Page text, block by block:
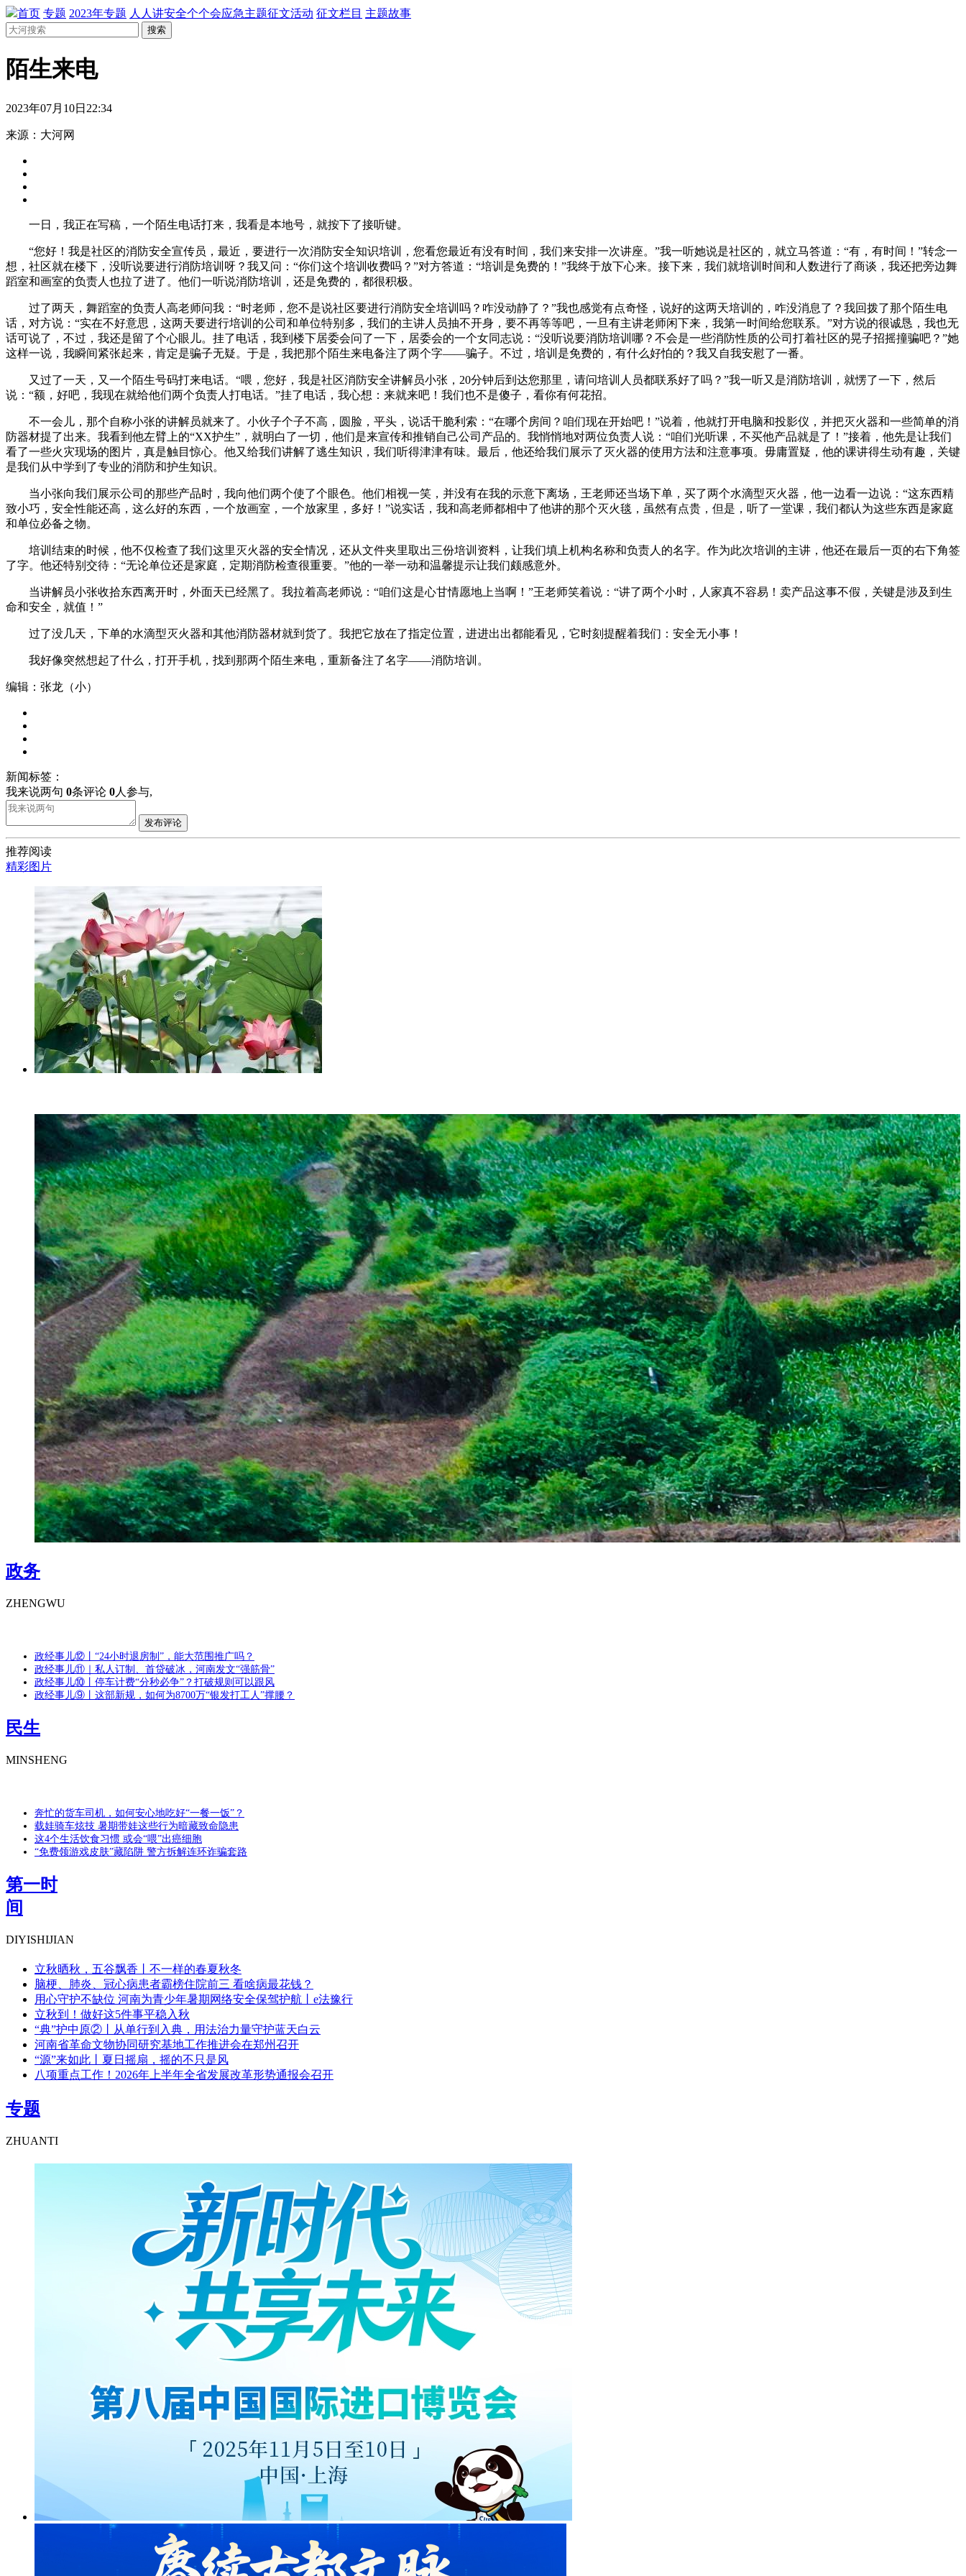
首页 专题 2023年专题 人人讲安全个个会应急主题征文活动 征文栏目 主题故事
搜索
陌生来电
2023年07月10日22:34
来源：大河网
一日，我正在写稿，一个陌生电话打来，我看是本地号，就按下了接听键。
“您好！我是社区的消防安全宣传员，最近，要进行一次消防安全知识培训，您看您最近有没有时间，我们来安排一次讲座。”我一听她说是社区的，就立马答道：“有，有时间！”转念一
想，社区就在楼下，没听说要进行消防培训呀？我又问：“你们这个培训收费吗？”对方答道：“培训是免费的！”我终于放下心来。接下来，我们就培训时间和人数进行了商谈，我还把旁边舞
蹈室和画室的负责人也拉了进了。他们一听说消防培训，还是免费的，都很积极。
过了两天，舞蹈室的负责人高老师问我：“时老师，您不是说社区要进行消防安全培训吗？咋没动静了？”我也感觉有点奇怪，说好的这两天培训的，咋没消息了？我回拨了那个陌生电
话，对方说：“实在不好意思，这两天要进行培训的公司和单位特别多，我们的主讲人员抽不开身，要不再等等吧，一旦有主讲老师闲下来，我第一时间给您联系。”对方说的很诚恳，我也无
话可说了，不过，我还是留了个心眼儿。挂了电话，我到楼下居委会问了一下，居委会的一个女同志说：“没听说要消防培训哪？不会是一些消防性质的公司打着社区的晃子招摇撞骗吧？”她
这样一说，我瞬间紧张起来，肯定是骗子无疑。于是，我把那个陌生来电备注了两个字——骗子。不过，培训是免费的，有什么好怕的？我又自我安慰了一番。
又过了一天，又一个陌生号码打来电话。“喂，您好，我是社区消防安全讲解员小张，20分钟后到达您那里，请问培训人员都联系好了吗？”我一听又是消防培训，就愣了一下，然后
说：“额，好吧，我现在就给他们两个负责人打电话。”挂了电话，我心想：来就来吧！我们也不是傻子，看你有何花招。
不一会儿，那个自称小张的讲解员就来了。小伙子个子不高，圆脸，平头，说话干脆利索：“在哪个房间？咱们现在开始吧！”说着，他就打开电脑和投影仪，并把灭火器和一些简单的消
防器材提了出来。我看到他左臂上的“XX护生”，就明白了一切，他们是来宣传和推销自己公司产品的。我悄悄地对两位负责人说：“咱们光听课，不买他产品就是了！”接着，他先是让我们
看了一些火灾现场的图片，真是触目惊心。他又给我们讲解了逃生知识，我们听得津津有味。最后，他还给我们展示了灭火器的使用方法和注意事项。毋庸置疑，他的课讲得生动有趣，关键
是我们从中学到了专业的消防和护生知识。
当小张向我们展示公司的那些产品时，我向他们两个使了个眼色。他们相视一笑，并没有在我的示意下离场，王老师还当场下单，买了两个水滴型灭火器，他一边看一边说：“这东西精
致小巧，安全性能还高，这么好的东西，一个放画室，一个放家里，多好！”说实话，我和高老师都相中了他讲的那个灭火毯，虽然有点贵，但是，听了一堂课，我们都认为这些东西是家庭
和单位必备之物。
培训结束的时候，他不仅检查了我们这里灭火器的安全情况，还从文件夹里取出三份培训资料，让我们填上机构名称和负责人的名字。作为此次培训的主讲，他还在最后一页的右下角签
了字。他还特别交待：“无论单位还是家庭，定期消防检查很重要。”他的一举一动和温馨提示让我们颇感意外。
当讲解员小张收拾东西离开时，外面天已经黑了。我拉着高老师说：“咱们这是心甘情愿地上当啊！”王老师笑着说：“讲了两个小时，人家真不容易！卖产品这事不假，关键是涉及到生
命和安全，就值！”
过了没几天，下单的水滴型灭火器和其他消防器材就到货了。我把它放在了指定位置，进进出出都能看见，它时刻提醒着我们：安全无小事！
我好像突然想起了什么，打开手机，找到那两个陌生来电，重新备注了名字——消防培训。
编辑：张龙（小）
新闻标签：
我来说两句 0条评论 0人参与,
发布评论
推荐阅读